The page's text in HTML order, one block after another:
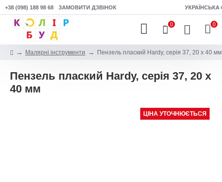
+38 (098) 188 98 68 ЗАМОВИТИ ДЗВІНОК УКРАЇНСЬКА
0 0
Малярні інструменти Пензель плаский Hardy, серія 37, 20 x 40 мм
Пензель плаский Hardy, серія 37, 20 x
40 мм
ЦІНА УТОЧНЮЄТЬСЯ